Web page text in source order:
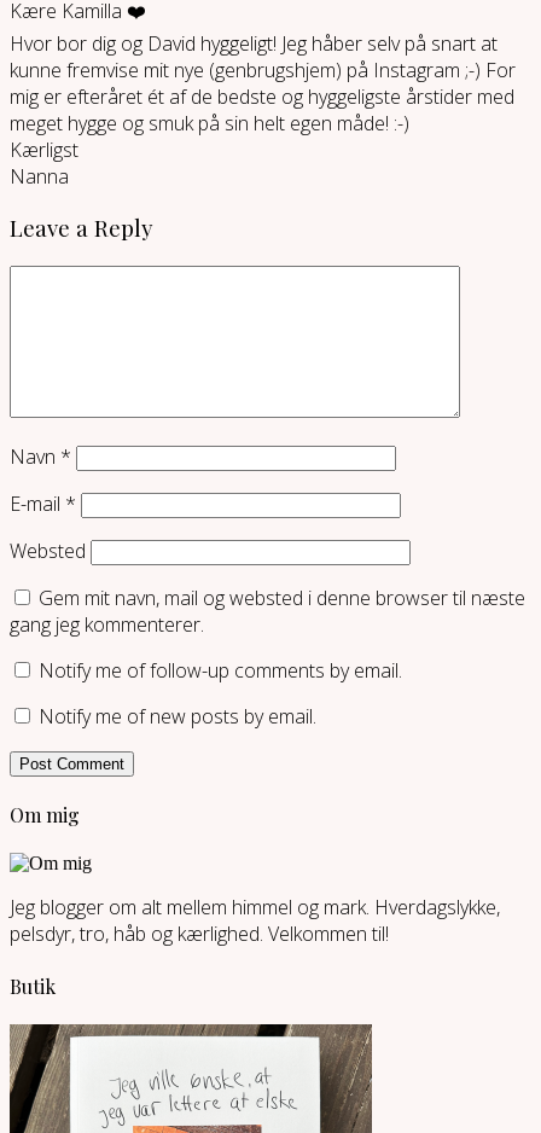
Kære Kamilla ❤️
Hvor bor dig og David hyggeligt! Jeg håber selv på snart at
kunne fremvise mit nye (genbrugshjem) på Instagram ;-) For
mig er efteråret ét af de bedste og hyggeligste årstider med
meget hygge og smuk på sin helt egen måde! :-)
Kærligst
Nanna
Leave a Reply
Navn *
E-mail *
Websted
Gem mit navn, mail og websted i denne browser til næste
gang jeg kommenterer.
Notify me of follow-up comments by email.
Notify me of new posts by email.
Om mig
Jeg blogger om alt mellem himmel og mark. Hverdagslykke,
pelsdyr, tro, håb og kærlighed. Velkommen til!
Butik